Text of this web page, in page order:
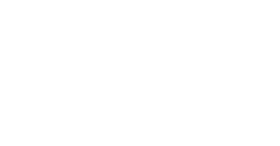
o mjerilima, kriterijima i